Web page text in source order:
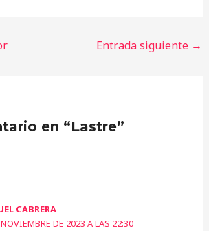
Entrada siguiente →
en “Lastre”
CABRERA
DE 2023 A LAS 22:30